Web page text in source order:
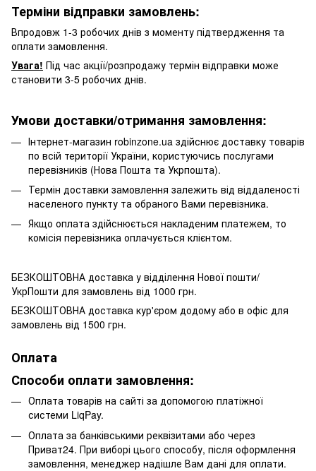
Терміни відправки замовлень:
Впродовж 1-3 робочих днів з моменту підтвердження та
оплати замовлення.
Увага! Під час акції/розпродажу термін відправки може
становити 3-5 робочих днів.
Умови доставки/отримання замовлення:
Інтернет-магазин robinzone.ua здійснює доставку товарів
по всій території України, користуючись послугами
перевізників (Нова Пошта та Укрпошта).
Термін доставки замовлення залежить від віддаленості
населеного пункту та обраного Вами перевізника.
Якщо оплата здійснюється накладеним платежем, то
комісія перевізника оплачується клієнтом.
БЕЗКОШТОВНА доставка у відділення Нової пошти/
УкрПошти для замовлень від 1000 грн.
БЕЗКОШТОВНА доставка кур'єром додому або в офіс для
замовлень від 1500 грн.
Оплата
Способи оплати замовлення:
Оплата товарів на сайті за допомогою платіжної
системи LiqPay.
Оплата за банківськими реквізитами або через
Приват24. При виборі цього способу, після оформлення
замовлення, менеджер надішле Вам дані для оплати.